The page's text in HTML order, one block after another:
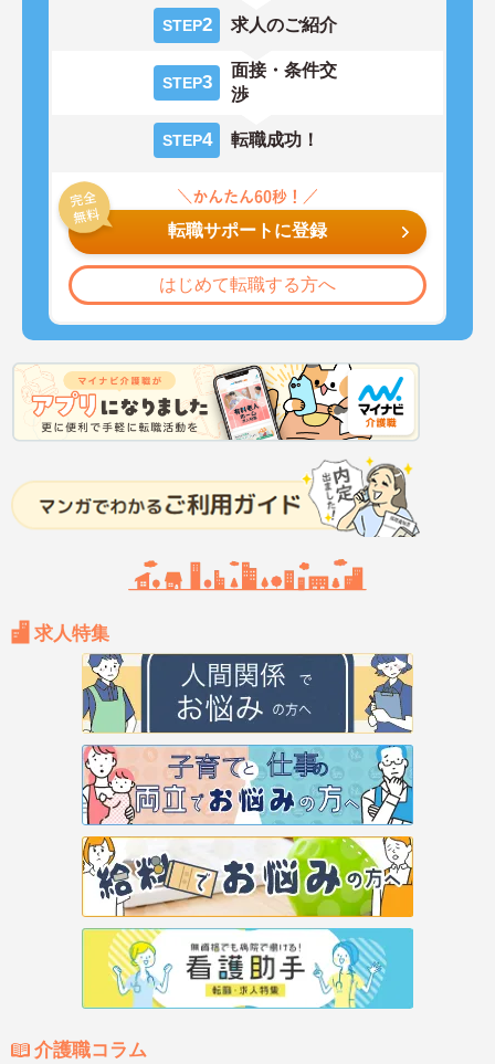
STEP2 求人のご紹介
STEP3
面接・条件交
渉
STEP4 転職成功！
転職サポートに登録
はじめて転職する方へ
求人特集
介護職コラム